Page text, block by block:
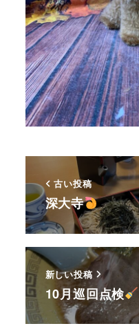
古い投稿
深大寺
新しい投稿
10月巡回点検